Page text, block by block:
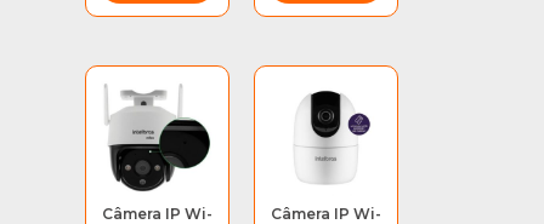
Câmera IP Wi-
Câmera IP Wi-